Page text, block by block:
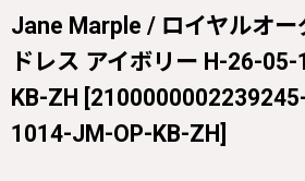
Jane Marple / ロイヤルオー
ドレス アイボリー H-26-
KB-ZH [
1014-JM-OP-KB-ZH]